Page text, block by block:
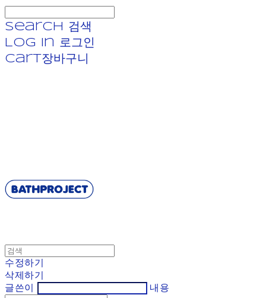
Search
검색
Log In
로그인
Cart장바구니
수정하기
삭제하기
글쓴이
내용